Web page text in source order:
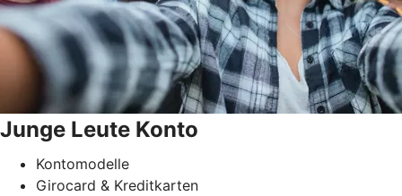
Junge Leute Konto
Kontomodelle
Girocard & Kreditkarten